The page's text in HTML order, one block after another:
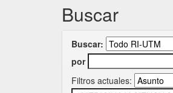
Buscar
Buscar:
por
Filtros actuales: